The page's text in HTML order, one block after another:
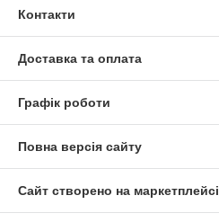
Контакти
Доставка та оплата
Графік роботи
Повна версія сайту
Сайт створено на маркетплейсі